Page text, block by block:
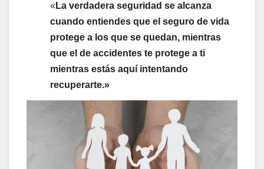
« La verdadera seguridad se alcanza
cuando entiendes que el seguro de vida
protege a los que se quedan, mientras
que el de accidentes te protege a ti
mientras estás aquí intentando
recuperarte.»